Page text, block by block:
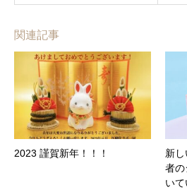
関連記事
2023 謹賀新年！！！
新
者の
いて